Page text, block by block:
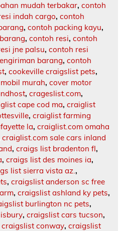
mudah terbakar, contoh
indah cargo, contoh
, contoh packing kayu,
, contoh resi, contoh
jne palsu, contoh resi
barang, contoh
, cookeville craigslist pets,
murah, cover motor
, crageslist.com,
cape cod ma, craiglist
, craiglist farming
la, craiglist.com omaha
craiglist.com sale cars inland
, craigs list bradenton fl,
, craigs list des moines ia,
list sierra vista az.,
, craigslist anderson sc free
, craigslist ashland ky pets,
burlington nc pets,
, craigslist cars tucson,
craigslist conway, craigslist